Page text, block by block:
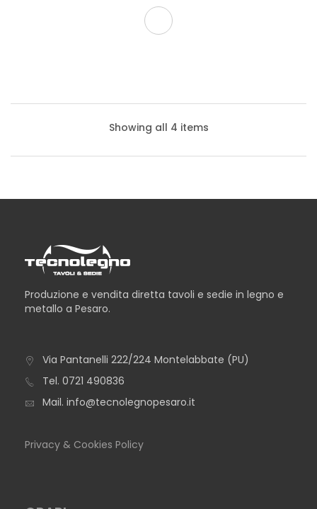
TAVOLO ALBA BOTTE
Showing all 4 items
Produzione e vendita diretta tavoli e sedie in legno e
metallo a Pesaro.
Via Pantanelli 222/224 Montelabbate (PU)
Tel. 0721 490836
Mail. info@tecnolegnopesaro.it
Privacy & Cookies Policy